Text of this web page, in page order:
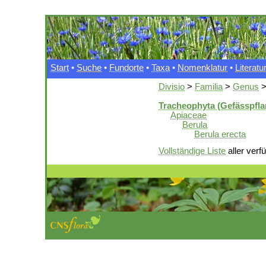
Start • Suche • Fundorte • Taxa • Nomenklatur • Literatur
Divisio > Familia > Genus
Tracheophyta
Apiaceae
Berula
Berula erecta
Vollständige Liste aller